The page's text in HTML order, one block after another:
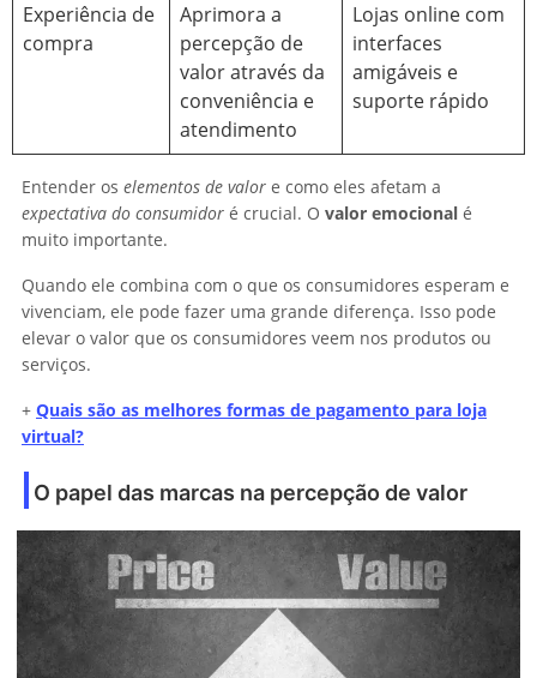
Experiência de
compra
Aprimora a
percepção de
valor através da
conveniência e
atendimento
Lojas online com
interfaces
amigáveis e
suporte rápido
Entender os elementos de valor e como eles afetam a
expectativa do consumidor é crucial. O valor emocional é
muito importante.
Quando ele combina com o que os consumidores esperam e
vivenciam, ele pode fazer uma grande diferença. Isso pode
elevar o valor que os consumidores veem nos produtos ou
serviços.
+ Quais são as melhores formas de pagamento para loja
virtual?
O papel das marcas na percepção de valor